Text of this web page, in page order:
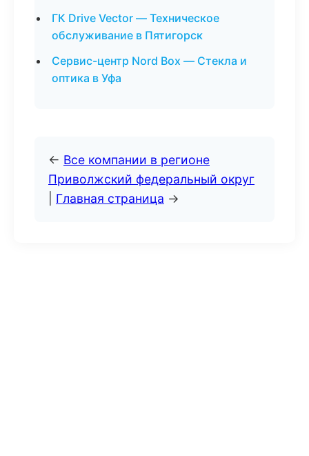
ГК Drive Vector — Техническое
обслуживание в Пятигорск
Сервис-центр Nord Box — Стекла и
оптика в Уфа
← Все компании в регионе
Приволжский федеральный округ
Главная страница →